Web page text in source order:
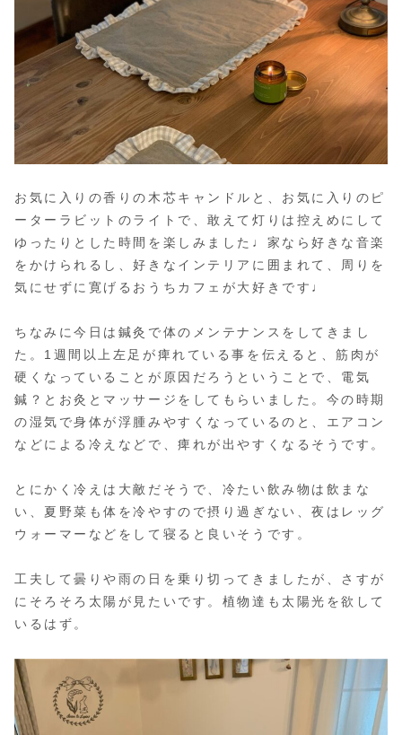
お気に入りの香りの木芯キャンドルと、お気に入りのピ
ーターラビットのライトで、敢えて灯りは控えめにして
ゆったりとした時間を楽しみました♩家なら好きな音楽
をかけられるし、好きなインテリアに囲まれて、周りを
気にせずに寛げるおうちカフェが大好きです♩
ちなみに今日は鍼灸で体のメンテナンスをしてきまし
た。1週間以上左足が痺れている事を伝えると、筋肉が
硬くなっていることが原因だろうということで、電気
鍼？とお灸とマッサージをしてもらいました。今の時期
の湿気で身体が浮腫みやすくなっているのと、エアコン
などによる冷えなどで、痺れが出やすくなるそうです。
とにかく冷えは大敵だそうで、冷たい飲み物は飲まな
い、夏野菜も体を冷やすので摂り過ぎない、夜はレッグ
ウォーマーなどをして寝ると良いそうです。
工夫して曇りや雨の日を乗り切ってきましたが、さすが
にそろそろ太陽が見たいです。植物達も太陽光を欲して
いるはず。